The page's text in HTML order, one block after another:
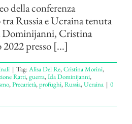
della conferenza
Russia e Ucraina tenuta
Dominijanni, Cristina
presso [...]
| Tag:Alisa Del Re,Cristina Morini,
Ratti,guerra,Ida Dominijanni,
,Precarietà,profughi,Russia,Ucraina | 0